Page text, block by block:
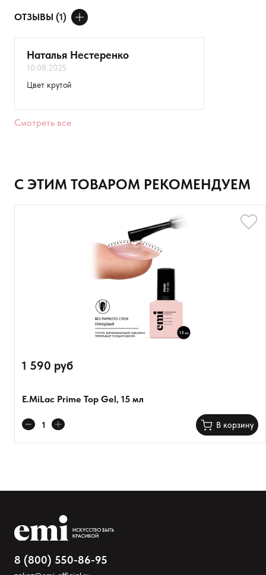
ОТЗЫВЫ (1)
ДОБАВИТЬ ОТЗЫВ
Ваше имя
Оставить анонимно
Добавьте фото
Добавить отзыв
Наталья Нестеренко
10.08.2025
Цвет крутой
Смотреть все
С ЭТИМ ТОВАРОМ РЕКОМЕНДУЕМ
1 590 руб
E.MiLac Prime Top Gel, 15 мл
В корзину
8 (800) 550-86-95